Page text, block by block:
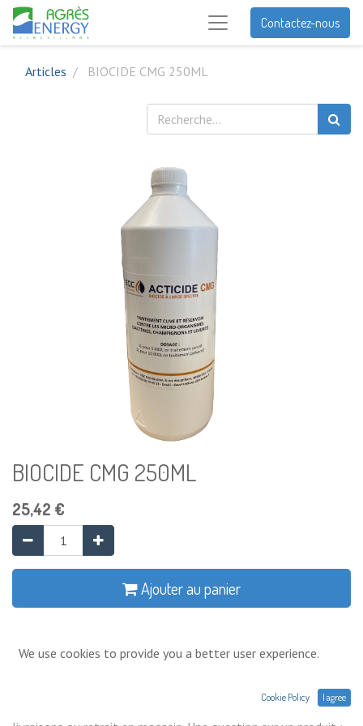
Contactez-nous
Articles BIOCIDE CMG 250ML
BIOCIDE CMG 250ML
25,42 €
Ajouter au panier
Prix exprimés Hors TVA. Expéditions,
We use cookies to provide you a better user experience.
Cookie Policy I agree